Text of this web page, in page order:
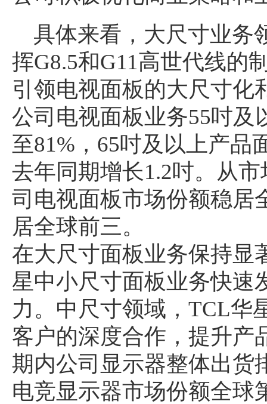
具体来看，大尺寸业务
挥G8.5和G11高世代线的
引领电视面板的大尺寸化
公司电视面板业务55吋及
至81%，65吋及以上产品
去年同期增长1.2吋。从
司电视面板市场份额稳居
居全球前三。
在大尺寸面板业务保持显
星中小尺寸面板业务快速
力。中尺寸领域，TCL华
客户的深度合作，提升产
期内公司显示器整体出货
电竞显示器市场份额全球